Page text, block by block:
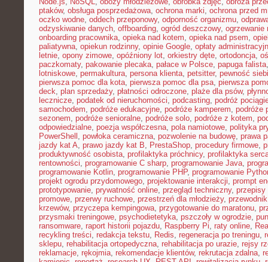
ptaków, obsługa posprzedażowa, ochrona marki, ochrona przed
oczko wodne, oddech przeponowy, odporność organizmu,
odzyskiwanie danych, offboarding, ogród deszczowy, ogrzewanie
onboarding pracownika, opieka nad kotem, opieka nad psem,
paliatywna, opiekun rodzinny, opinie Google, opłaty
letnie, opony zimowe, opóźniony lot, orkiestry dęte, ortodoncja,
paczkomaty, pakowanie plecaka, pałace w Polsce, papuga falista
lotniskowe, permakultura, persona klienta, petsitter, pewność
pierwsza pomoc dla kota, pierwsza pomoc dla psa, pierwsza
deck, plan sprzedaży, płatności odroczone, plaże dla psów,
lecznicze, podatek od nieruchomości, podcasting, podróż
samochodem, podróże edukacyjne, podróże kamperem, podróże
sezonem, podróże senioralne, podróże solo, podróże z kotem,
odpowiedzialne, poezja współczesna, pola namiotowe, polityka
PowerShell , powłoka ceramiczna, pozwolenie na budowę, prawa
jazdy kat A, prawo jazdy kat B, PrestaShop, procedury firmowe,
produktywność osobista, profilaktyka próchnicy, profilaktyka
rentowności, programowanie C sharp, programowanie Java,
programowanie Kotlin, programowanie PHP, programowanie
projekt ogrodu przydomowego, projektowanie interakcji, prompt
prototypowanie, prywatność online, przegląd techniczny, przepisy
promowe, przerwy ruchowe, przestrzeń dla młodzieży,
krzewów, przyczepa kempingowa, przygotowanie do maratonu,
przysmaki treningowe, psychodietetyka, pszczoły w ogrodzie,
ransomware, raport historii pojazdu, Raspberry Pi, raty online,
recykling treści, redakcja tekstu, Redis, regeneracja po treningu,
sklepu, rehabilitacja ortopedyczna, rehabilitacja po urazie, rejsy
reklamacje, rękojmia, rekomendacje klientów, rekrutacja zdalna,